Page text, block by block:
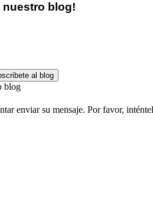
nuestro blog!
al blog
blog
enviar su mensaje. Por favor,